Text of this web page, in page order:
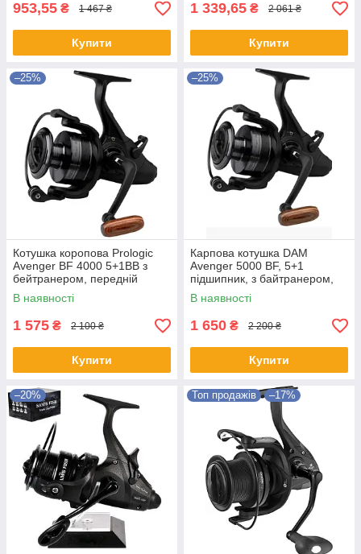
953,55 ₴ 1 467 ₴
Купити
1 339,65 ₴ 2 061 ₴
Купити
–25%
Котушка коропова Prologic
Avenger BF 4000 5+1BB з
бейтранером, передній
фрикціон
В наявності
1 575 ₴ 2 100 ₴
Купити
–25%
Карпова котушка DAM
Avenger 5000 BF, 5+1
підшипник, з байтранером,
графітовим корпусом і
запасною шпулею
В наявності
1 650 ₴ 2 200 ₴
Купити
–20% Топ продажів –17%